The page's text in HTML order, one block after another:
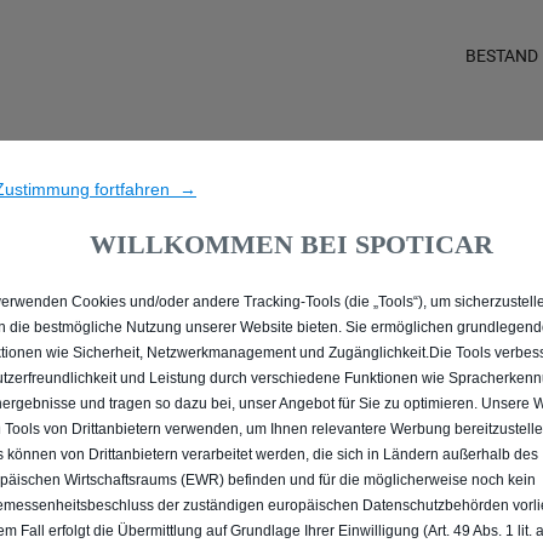
BESTAND
PEUGEOT 2008
TRIER
fortfahren →
WILLKOMMEN BEI SPOTICAR
Cookies und/oder andere Tracking-Tools (die „Tools“), um
die bestmögliche Nutzung unserer Website bieten. Sie ermöglichen
wie Sicherheit, Netzwerkmanagement und Zugänglichkeit.Die Tools
und Leistung durch verschiedene Funktionen wie
und tragen so dazu bei, unser Angebot für Sie zu optimieren. Unsere
Tools von Drittanbietern verwenden, um Ihnen relevantere Werbung
können von Drittanbietern verarbeitet werden, die sich in Ländern außerhalb des
Wirtschaftsraums (EWR) befinden und für die möglicherweise noch kein
der zuständigen europäischen Datenschutzbehörden
Fall erfolgt die Übermittlung auf Grundlage Ihrer Einwilligung (Art. 49 Abs. 1 lit.